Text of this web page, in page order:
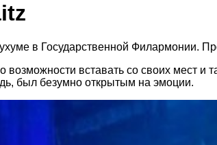
в Государственной Филармонии.
вставать со своих мест и
был безумно открытым на эмоции.